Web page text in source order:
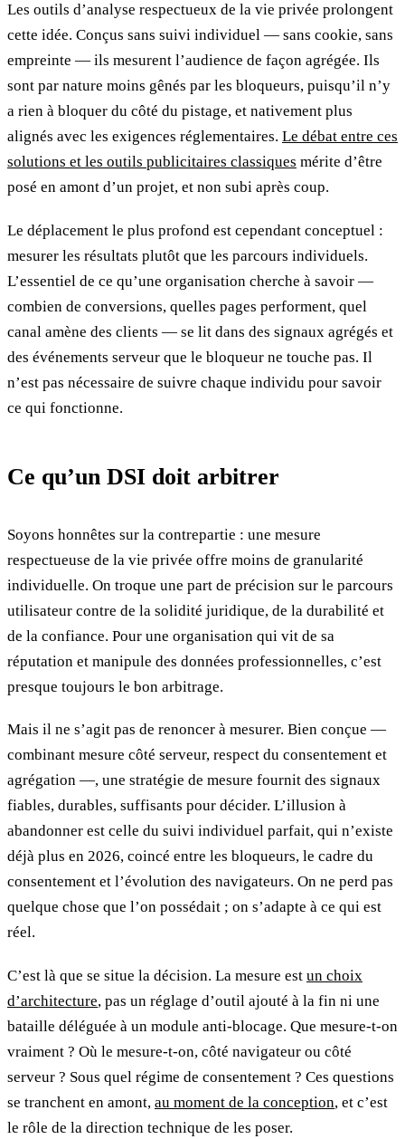
Les outils d’analyse respectueux de la vie privée prolongent
cette idée. Conçus sans suivi individuel — sans cookie, sans
empreinte — ils mesurent l’audience de façon agrégée. Ils
sont par nature moins gênés par les bloqueurs, puisqu’il n’y
a rien à bloquer du côté du pistage, et nativement plus
alignés avec les exigences réglementaires. Le débat entre ces
solutions et les outils publicitaires classiques mérite d’être
posé en amont d’un projet, et non subi après coup.
Le déplacement le plus profond est cependant conceptuel :
mesurer les résultats plutôt que les parcours individuels.
L’essentiel de ce qu’une organisation cherche à savoir —
combien de conversions, quelles pages performent, quel
canal amène des clients — se lit dans des signaux agrégés et
des événements serveur que le bloqueur ne touche pas. Il
n’est pas nécessaire de suivre chaque individu pour savoir
ce qui fonctionne.
Ce qu’un DSI doit arbitrer
Soyons honnêtes sur la contrepartie : une mesure
respectueuse de la vie privée offre moins de granularité
individuelle. On troque une part de précision sur le parcours
utilisateur contre de la solidité juridique, de la durabilité et
de la confiance. Pour une organisation qui vit de sa
réputation et manipule des données professionnelles, c’est
presque toujours le bon arbitrage.
Mais il ne s’agit pas de renoncer à mesurer. Bien conçue —
combinant mesure côté serveur, respect du consentement et
agrégation —, une stratégie de mesure fournit des signaux
fiables, durables, suffisants pour décider. L’illusion à
abandonner est celle du suivi individuel parfait, qui n’existe
déjà plus en 2026, coincé entre les bloqueurs, le cadre du
consentement et l’évolution des navigateurs. On ne perd pas
quelque chose que l’on possédait ; on s’adapte à ce qui est
réel.
C’est là que se situe la décision. La mesure est un choix
d’architecture, pas un réglage d’outil ajouté à la fin ni une
bataille déléguée à un module anti-blocage. Que mesure-t-on
vraiment ? Où le mesure-t-on, côté navigateur ou côté
serveur ? Sous quel régime de consentement ? Ces questions
se tranchent en amont, au moment de la conception, et c’est
le rôle de la direction technique de les poser.